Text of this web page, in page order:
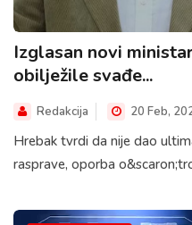
Izglasan novi
obilježile svađe...
Redakcija 20 Feb,
Hrebak tvrdi da nije dao
rasprave, oporba